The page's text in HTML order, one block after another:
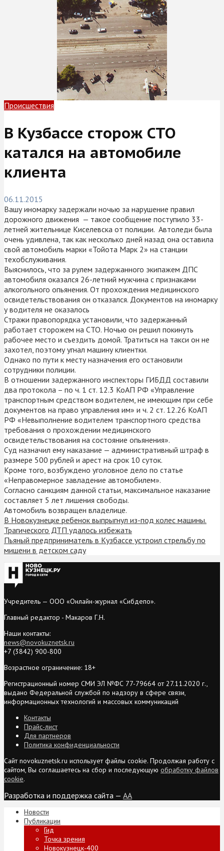
Происшествия
В Кузбассе сторож СТО
катался на автомобиле
клиента
06.11.2015
Вашу иномарку задержали ночью за нарушение правил
дорожного движения — такое сообщение поступило 33-
летней жительнице Киселевска от полиции. Автоледи была
очень удивлена, так как несколько дней назад она оставила
свой автомобиль марки «Тойота Марк 2» на станции
техобслуживания.
Выяснилось, что за рулем задержанного экипажем ДПС
автомобиля оказался 26-летний мужчина с признаками
алкогольного опьянения. От прохождения медицинского
освидетельствования он отказался. Документов на иномарку
у водителя не оказалось
Стражи правопорядка установили, что задержанный
работает сторожем на СТО. Ночью он решил покинуть
рабочее место и съездить домой. Тратиться на такси он не
захотел, поэтому угнал машину клиентки.
Однако по пути к месту назначения его остановили
сотрудники полиции.
В отношении задержанного инспекторы ГИБДД составили
два протокола – по ч. 1 ст. 12.3 КоАП РФ «Управление
транспортным средством водителем, не имеющим при себе
документов на право управления им» и ч. 2 ст. 12.26 КоАП
РФ «Невыполнение водителем транспортного средства
требования о прохождении медицинского
освидетельствования на состояние опьянения».
Суд назначил ему наказание — административный штраф в
размере 500 рублей и арест на срок 10 суток.
Кроме того, возбуждено уголовное дело по статье
«Неправомерное завладение автомобилем».
Согласно санкциям данной статьи, максимальное наказание
составляет 5 лет лишения свободы.
Автомобиль возвращен владелице.
В Новокузнецке ребенок выпрыгнул из-под колес машины.
Трагического ДТП удалось избежать
Пьяный предприниматель в Кузбассе устроил стрельбу по
мишени в детском саду
Учредитель — ООО «Онлайн-журнал «Сибдепо».
Главный редактор - Макаров Г.Н.
Наши контакты:
news@novokuznetsk.ru
+7 (3842) 900-800
Возрастное ограничение: 18+
Регистрационный номер СМИ ЭЛ №ФС 77-79664 от 27.11.2020 г.,
выдано Федеральной службой по надзору в сфере связи,
информационных технологий и массовых коммуникаций
Контакты
Прайс-лист
Для партнеров
Политика конфиденциальности
Сайт novokuznetsk.ru использует файлы cookie. Продолжая работу с
сайтом, Вы соглашаетесь на сбор и последующую обработку файлов
cookie.
Разработка и поддержка сайта — AA
Новости
Публикации
Гид
Точка зрения
Новокузнецк-400